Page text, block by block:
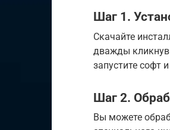
Шаг 1.
Скачайте
дважды кликнув
запустите софт
Шаг 2.
Вы можете